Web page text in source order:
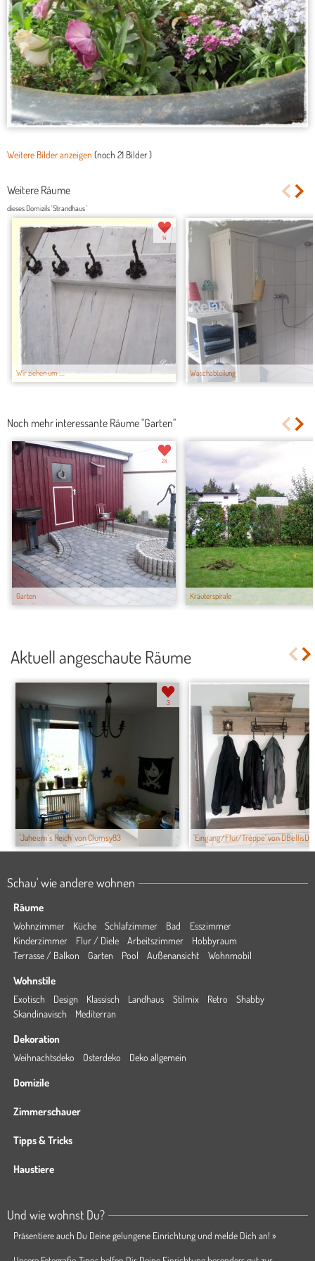
Weitere Bilder anzeigen (noch 21 Bilder)
Weitere Räume
dieses Domizils 'Strandhaus '
Wir ziehen um :...
14
Waschabteilung
Noch mehr interessante Räume "Garten"
Garten
24
Kräuterspirale
Aktuell angeschaute Räume
'Jaheem´s Reich' von Clumsy83
3
'Eingang/Flur/Treppe' von DBellisD
Schau' wie andere wohnen
Räume
Wohnzimmer Küche Schlafzimmer Bad
Esszimmer
Kinderzimmer
Flur / Diele Arbeitszimmer
Hobbyraum
Terrasse / Balkon
Garten Pool Außenansicht Wohnmobil
Wohnstile
Exotisch Design Klassisch Landhaus Stilmix Retro
Shabby
Skandinavisch
Mediterran
Dekoration
Weihnachtsdeko Osterdeko Deko allgemein
Domizile
Zimmerschauer
Tipps & Tricks
Haustiere
Und wie wohnst Du?
Präsentiere auch Du Deine gelungene Einrichtung und melde Dich an! »